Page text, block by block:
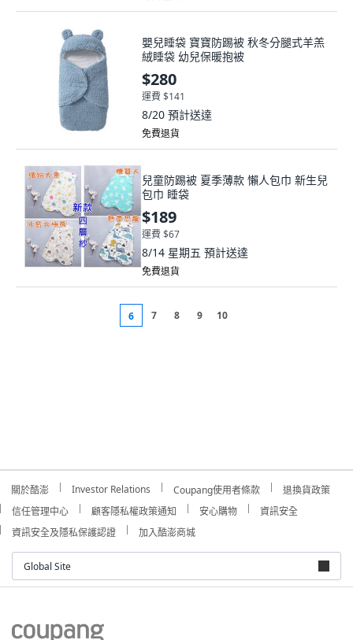
嬰兒睡袋 寶寶防踢被 秋冬分腿式羊羔
絨睡袋 幼兒保暖抱被
$280
運費 $141
8/20 預計送達
免費退貨
兒童防踢被 夏季薄款 懶人包巾 新生兒
包巾 睡袋
$189
運費 $67
8/14 星期五 預計送達
免費退貨
6 7 8 9 10
關於酷澎 Investor Relations Coupang使用者條款
退換貨政策
信任管理中心
顧客隱私權政策通知 安心購物
資訊安全
資訊安全及隱私保護認證
加入酷澎商城
Global Site